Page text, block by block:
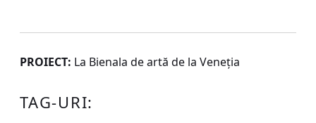
PROIECT: La Bienala de artă de la Veneţia
TAG-URI: